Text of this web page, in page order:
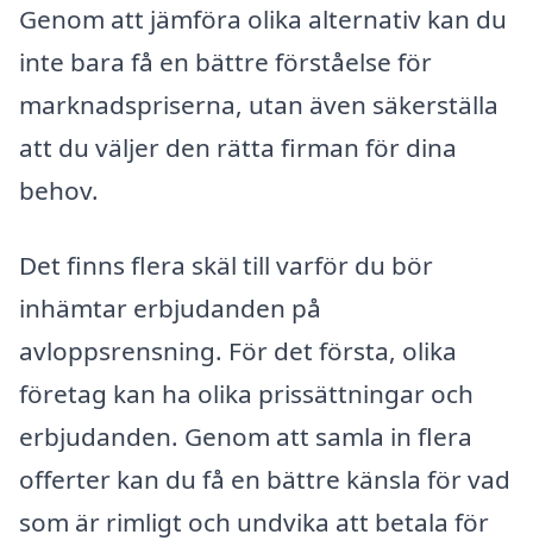
Genom att jämföra olika alternativ kan du
inte bara få en bättre förståelse för
marknadspriserna, utan även säkerställa
att du väljer den rätta firman för dina
behov.
Det finns flera skäl till varför du bör
inhämtar erbjudanden på
avloppsrensning. För det första, olika
företag kan ha olika prissättningar och
erbjudanden. Genom att samla in flera
offerter kan du få en bättre känsla för vad
som är rimligt och undvika att betala för